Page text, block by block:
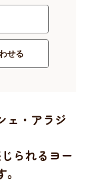
せる
ェ・アラジ
られるヨー